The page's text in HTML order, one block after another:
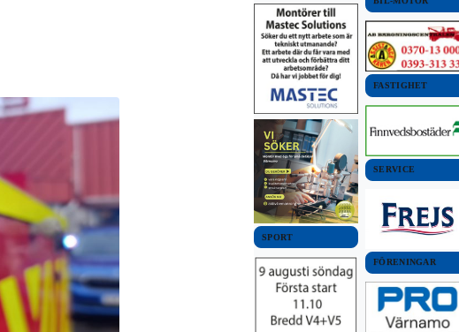
SPORT
FASTIGHET
SERVICE
FÖRENINGAR